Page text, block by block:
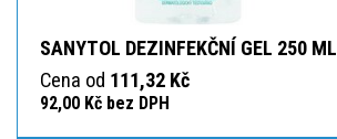
SANYTOL DEZINFEKČNÍ GEL 250 ML
Cena od 111,32 Kč
92,00 Kč bez DPH